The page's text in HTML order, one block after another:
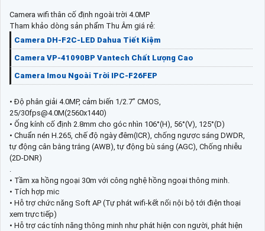
Camera wifi thân cố định ngoài trời 4.0MP
Tham khảo dòng sản phẩm Thu Âm giá rẻ:
Camera DH-F2C-LED Dahua Tiết Kiệm
Camera VP-41090BP Vantech Chất Lượng Cao
Camera Imou Ngoài Trời IPC-F26FEP
• Độ phân giải 4.0MP, cảm biến 1/2.7” CMOS,
25/30fps@4.0M(2560x1440)
• Ống kính cố định 2.8mm cho góc nhìn 106°(H), 56°(V), 125°(D)
• Chuẩn nén H.265, chế độ ngày đêm(ICR), chống ngược sáng DWDR,
tự động cân bằng trắng (AWB), tự động bù sáng (AGC), Chống nhiễu
(2D-DNR)
• Tầm xa hồng ngoại 30m với công nghệ hồng ngoại thông minh.
• Tích hợp mic
• Hỗ trợ chức năng Soft AP (Tự phát wifi-kết nối nội bộ tới điện thoại
xem trực tiếp)
• Hỗ trợ các tính năng thông minh như phát hiện con người, phát hiện